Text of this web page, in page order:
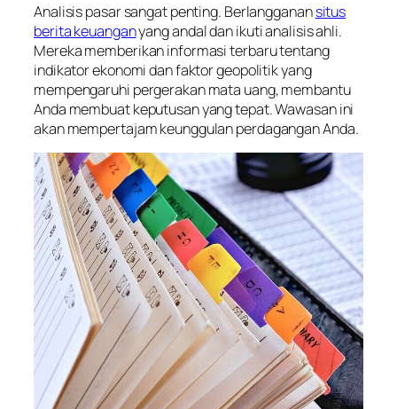
Analisis pasar sangat penting. Berlangganansitus
berita keuanganyang andal dan ikuti analisis ahli.
Mereka memberikan informasi terbaru tentang
indikator ekonomi dan faktor geopolitik yang
mempengaruhi pergerakan mata uang, membantu
Anda membuat keputusan yang tepat. Wawasan ini
akan mempertajam keunggulan perdagangan Anda.